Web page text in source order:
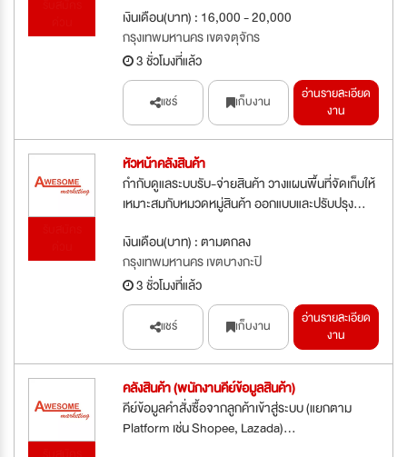
เงินเดือน(บาท) : 16,000 - 20,000
กรุงเทพมหานคร เขตจตุจักร
3 ชั่วโมงที่แล้ว
แชร์ เก็บงาน
อ่านรายละเอียด
งาน
หัวหน้าคลังสินค้า
กำกับดูแลระบบรับ-จ่ายสินค้า วางแผนพื้นที่จัดเก็บให้
เหมาะสมกับหมวดหมู่สินค้า ออกแบบและปรับปรุง...
เงินเดือน(บาท) : ตามตกลง
กรุงเทพมหานคร เขตบางกะปิ
3 ชั่วโมงที่แล้ว
แชร์ เก็บงาน
อ่านรายละเอียด
งาน
คลังสินค้า (พนักงานคีย์ข้อมูลสินค้า)
คีย์ข้อมูลคำสั่งซื้อจากลูกค้าเข้าสู่ระบบ (แยกตาม
Platform เช่น Shopee, Lazada)...